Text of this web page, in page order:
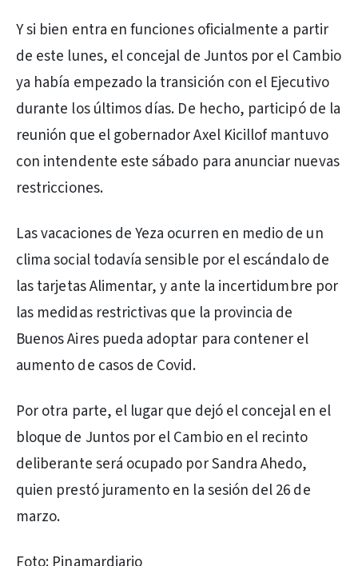
Y si bien entra en funciones oficialmente a partir
de este lunes, el concejal de Juntos por el Cambio
ya había empezado la transición con el Ejecutivo
durante los últimos días. De hecho, participó de la
reunión que el gobernador Axel Kicillof mantuvo
con intendente este sábado para anunciar nuevas
restricciones.
Las vacaciones de Yeza ocurren en medio de un
clima social todavía sensible por el escándalo de
las tarjetas Alimentar, y ante la incertidumbre por
las medidas restrictivas que la provincia de
Buenos Aires pueda adoptar para contener el
aumento de casos de Covid.
Por otra parte, el lugar que dejó el concejal en el
bloque de Juntos por el Cambio en el recinto
deliberante será ocupado por Sandra Ahedo,
quien prestó juramento en la sesión del 26 de
marzo.